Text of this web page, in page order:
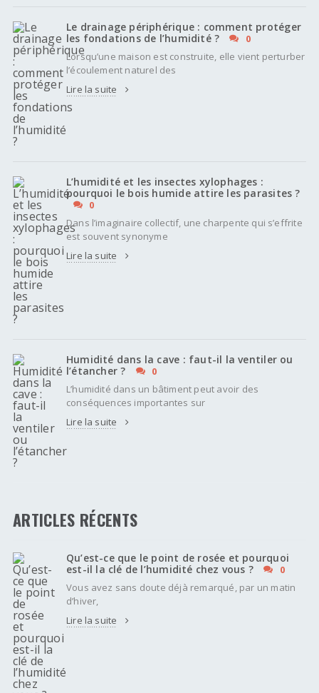
Le drainage périphérique : comment protéger
les fondations de l’humidité ?
0
Lorsqu’une maison est construite, elle vient perturber
l’écoulement naturel des
Lire la suite
L’humidité et les insectes xylophages :
pourquoi le bois humide attire les parasites ?
0
Dans l’imaginaire collectif, une charpente qui s’effrite
est souvent synonyme
Lire la suite
Humidité dans la cave : faut-il la ventiler ou
l’étancher ?
0
L’humidité dans un bâtiment peut avoir des
conséquences importantes sur
Lire la suite
ARTICLES RÉCENTS
Qu’est-ce que le point de rosée et pourquoi
est-il la clé de l’humidité chez vous ?
0
Vous avez sans doute déjà remarqué, par un matin
d’hiver,
Lire la suite